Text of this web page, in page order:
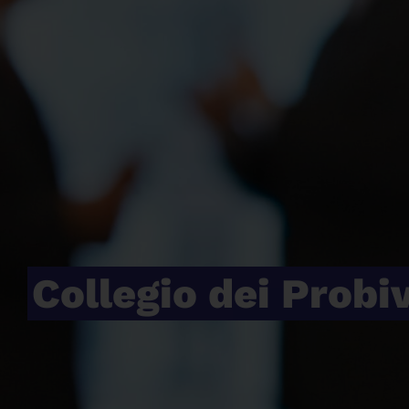
Collegio dei